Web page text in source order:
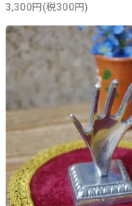
3,300円(税300円)